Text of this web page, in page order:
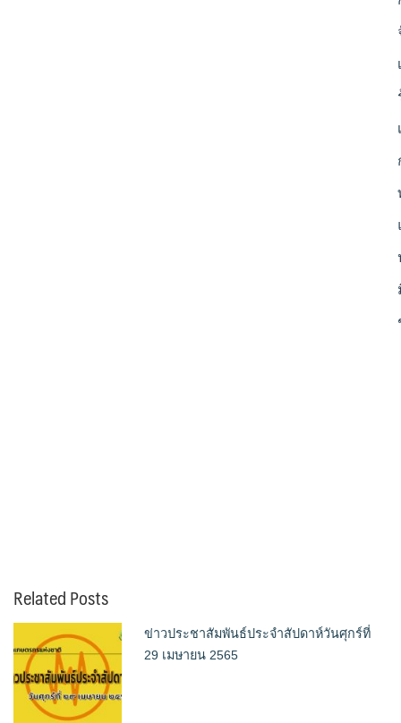
Related Posts
ข่าวประชาสัมพันธ์ประจำสัปดาห์วันศุกร์ที่
29 เมษายน 2565